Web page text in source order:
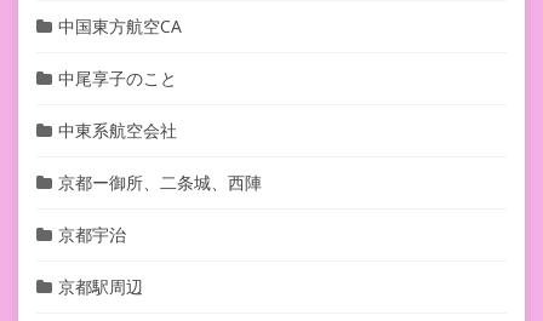
中国東方航空CA
中尾享子のこと
中東系航空会社
京都ー御所、二条城、西陣
京都宇治
京都駅周辺